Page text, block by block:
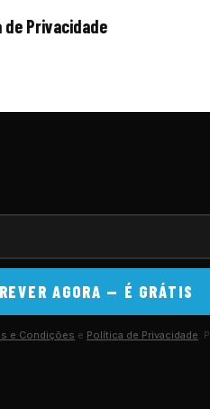
de Privacidade
AGORA — É GRÁTIS
e Condições e Política de Privacidade .